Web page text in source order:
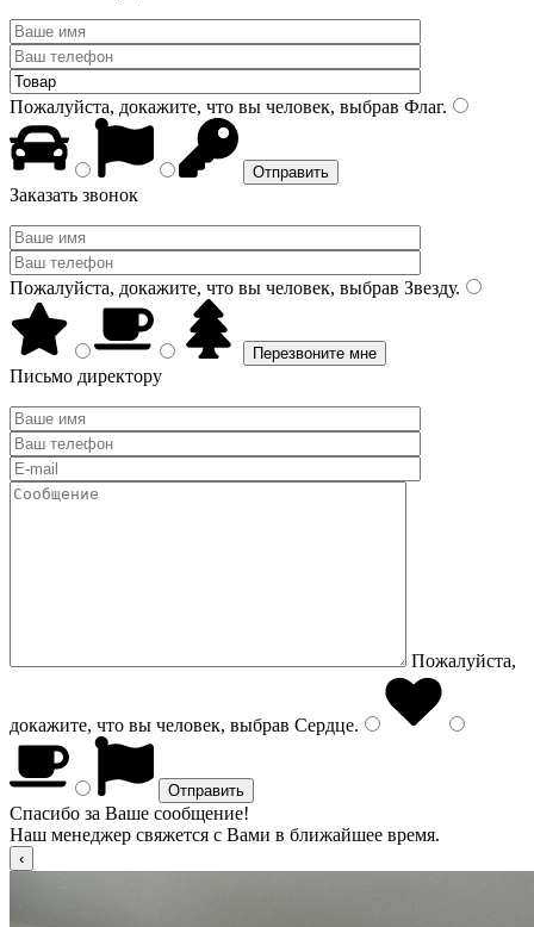
Пожалуйста, докажите, что вы человек, выбрав Флаг.
Заказать звонок
Пожалуйста, докажите, что вы человек, выбрав Звезду.
Письмо директору
Пожалуйста,
докажите, что вы человек, выбрав Сердце.
Спасибо за Ваше сообщение!
Наш менеджер свяжется с Вами в ближайшее время.